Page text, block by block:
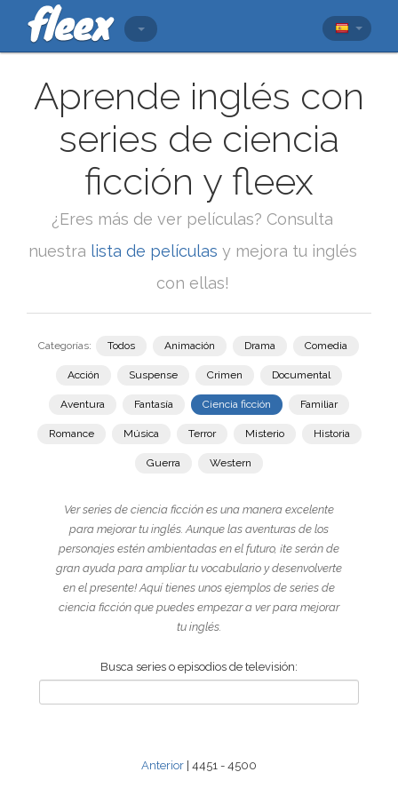
Aprende inglés con
series de ciencia
ficción y fleex
¿Eres más de ver películas? Consulta
nuestra lista de películas y mejora tu inglés
con ellas!
Categorías: Todos Animación Drama Comedia
Acción Suspense Crimen Documental
Aventura Fantasía Ciencia ficción Familiar
Romance Música Terror Misterio Historia
Guerra Western
Ver series de ciencia ficción es una manera excelente
para mejorar tu inglés. Aunque las aventuras de los
personajes estén ambientadas en el futuro, ¡te serán de
gran ayuda para ampliar tu vocabulario y desenvolverte
en el presente! Aquí tienes unos ejemplos de series de
ciencia ficción que puedes empezar a ver para mejorar
tu inglés.
Busca series o episodios de televisión:
Anterior | 4451 - 4500